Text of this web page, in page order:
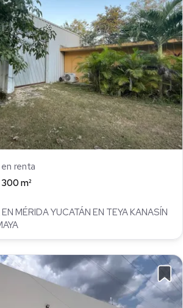
en renta
300 m²
MÉRIDA YUCATÁN EN TEYA KANASÍN